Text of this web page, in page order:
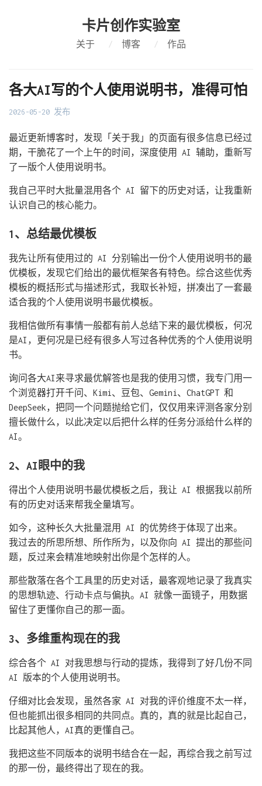
卡片创作实验室
关于 / 博客 / 作品
各大AI写的个人使用说明书，准得可怕
2026-05-20 发布
最近更新博客时，发现「关于我」的页面有很多信息已经过
期，干脆花了一个上午的时间，深度使用 AI 辅助，重新写
了一版个人使用说明书。
我自己平时大批量混用各个 AI 留下的历史对话，让我重新
认识自己的核心能力。
1、总结最优模板
我先让所有使用过的 AI 分别输出一份个人使用说明书的最
优模板，发现它们给出的最优框架各有特色。综合这些优秀
模板的概括形式与描述形式，我取长补短，拼凑出了一套最
适合我的个人使用说明书最优模板。
我相信做所有事情一般都有前人总结下来的最优模板，何况
是AI，更何况是已经有很多人写过各种优秀的个人使用说明
书。
询问各大AI来寻求最优解答也是我的使用习惯，我专门用一
个浏览器打开千问、Kimi、豆包、Gemini、ChatGPT 和
DeepSeek，把同一个问题抛给它们，仅仅用来评测各家分别
擅长做什么，以此决定以后把什么样的任务分派给什么样的
AI。
2、AI眼中的我
得出个人使用说明书最优模板之后，我让 AI 根据我以前所
有的历史对话来帮我全量填写。
如今，这种长久大批量混用 AI 的优势终于体现了出来。
我过去的所思所想、所作所为，以及你向 AI 提出的那些问
题，反过来会精准地映射出你是个怎样的人。
那些散落在各个工具里的历史对话，最客观地记录了我真实
的思想轨迹、行动卡点与偏执。AI 就像一面镜子，用数据
留住了更懂你自己的那一面。
3、多维重构现在的我
综合各个 AI 对我思想与行动的提炼，我得到了好几份不同
AI 版本的个人使用说明书。
仔细对比会发现，虽然各家 AI 对我的评价维度不太一样，
但也能抓出很多相同的共同点。真的，真的就是比起自己，
比起其他人，AI真的更懂自己。
我把这些不同版本的说明书结合在一起，再综合我之前写过
的那一份，最终得出了现在的我。